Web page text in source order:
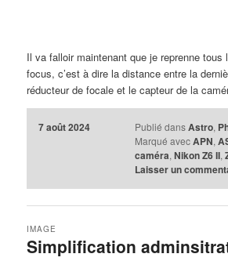
Il va falloir maintenant que je reprenne tous
focus, c’est à dire la distance entre la
réducteur de focale et le capteur de la
7 août 2024 Publié dans Astro,
Marqué avec APN,
caméra,Nikon Z6 II,
Laisser un
Simplification
IMAGE